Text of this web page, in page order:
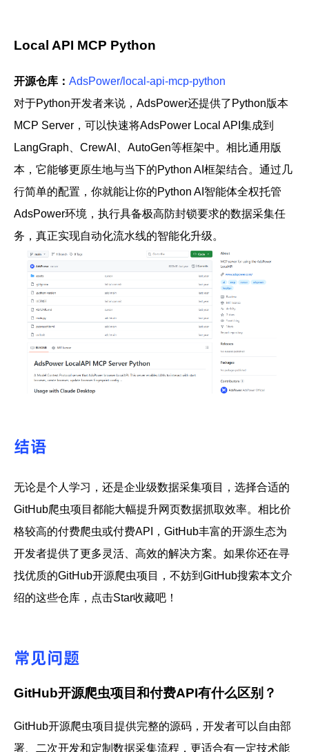
Local API MCP Python
开源仓库： AdsPower/local-api-mcp-python
对于Python开发者来说，AdsPower还提供了Python版本
MCP Server，可以快速将AdsPower Local API集成到
LangGraph、CrewAI、AutoGen等框架中。相比通用版
本，它能够更原生地与当下的Python AI框架结合。通过几
行简单的配置，你就能让你的Python AI智能体全权托管
AdsPower环境，执行具备极高防封锁要求的数据采集任
务，真正实现自动化流水线的智能化升级。
结语
无论是个人学习，还是企业级数据采集项目，选择合适的
GitHub爬虫项目都能大幅提升网页数据抓取效率。相比价
格较高的付费爬虫或付费API，GitHub丰富的开源生态为
开发者提供了更多灵活、高效的解决方案。如果你还在寻
找优质的GitHub开源爬虫项目，不妨到GitHub搜索本文介
绍的这些仓库，点击Star收藏吧！
常见问题
GitHub开源爬虫项目和付费API有什么区别？
GitHub开源爬虫项目提供完整的源码，开发者可以自由部
署、二次开发和定制数据采集流程，更适合有一定技术能